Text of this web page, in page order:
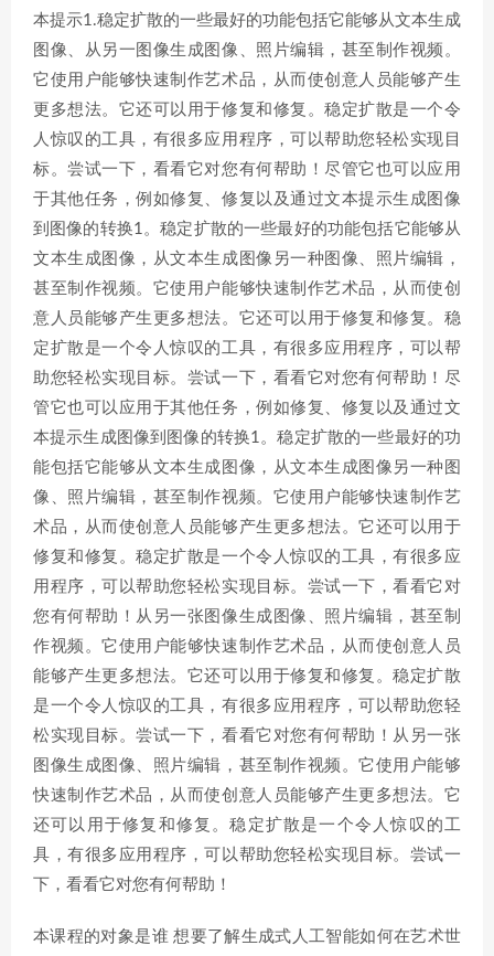
本提示1.稳定扩散的一些最好的功能包括它能够从文本生成
图像、从另一图像生成图像、照片编辑，甚至制作视频。
它使用户能够快速制作艺术品，从而使创意人员能够产生
更多想法。它还可以用于修复和修复。稳定扩散是一个令
人惊叹的工具，有很多应用程序，可以帮助您轻松实现目
标。尝试一下，看看它对您有何帮助！尽管它也可以应用
于其他任务，例如修复、修复以及通过文本提示生成图像
到图像的转换1。稳定扩散的一些最好的功能包括它能够从
文本生成图像，从文本生成图像另一种图像、照片编辑，
甚至制作视频。它使用户能够快速制作艺术品，从而使创
意人员能够产生更多想法。它还可以用于修复和修复。稳
定扩散是一个令人惊叹的工具，有很多应用程序，可以帮
助您轻松实现目标。尝试一下，看看它对您有何帮助！尽
管它也可以应用于其他任务，例如修复、修复以及通过文
本提示生成图像到图像的转换1。稳定扩散的一些最好的功
能包括它能够从文本生成图像，从文本生成图像另一种图
像、照片编辑，甚至制作视频。它使用户能够快速制作艺
术品，从而使创意人员能够产生更多想法。它还可以用于
修复和修复。稳定扩散是一个令人惊叹的工具，有很多应
用程序，可以帮助您轻松实现目标。尝试一下，看看它对
您有何帮助！从另一张图像生成图像、照片编辑，甚至制
作视频。它使用户能够快速制作艺术品，从而使创意人员
能够产生更多想法。它还可以用于修复和修复。稳定扩散
是一个令人惊叹的工具，有很多应用程序，可以帮助您轻
松实现目标。尝试一下，看看它对您有何帮助！从另一张
图像生成图像、照片编辑，甚至制作视频。它使用户能够
快速制作艺术品，从而使创意人员能够产生更多想法。它
还可以用于修复和修复。稳定扩散是一个令人惊叹的工
具，有很多应用程序，可以帮助您轻松实现目标。尝试一
下，看看它对您有何帮助！
本课程的对象是谁 想要了解生成式人工智能如何在艺术世